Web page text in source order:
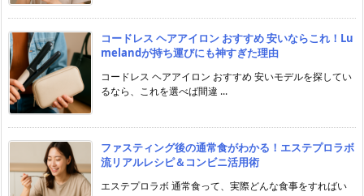
コードレス ヘアアイロン おすすめ 安いならこれ！Lu
melandが持ち運びにも神すぎた理由
コードレス ヘアアイロン おすすめ 安いモデルを探してい
るなら、これを選べば間違 ...
ファスティング後の通常食がわかる！エステプロラボ
流リアルレシピ＆コンビニ活用術
エステプロラボ 通常食って、実際どんな食事をすればい